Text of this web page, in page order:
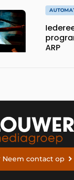
ARP
Neem contact op